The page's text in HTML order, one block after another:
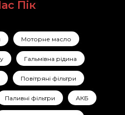
Пік
Моторне масло
Гальмівна рідина
Повітряні фільтри
Паливні фільтри АКБ